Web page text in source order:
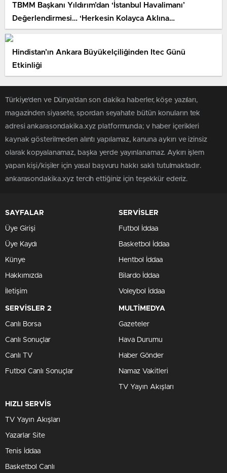
TBMM Başkanı Yıldırım’dan ‘İstanbul Havalimanı’
Değerlendirmesi… ‘Herkesin Kolayca Aklına…
Hindistan’ın Ankara Büyükelçiliğinden Itec Günü
Etkinliği
Türkiye'den ve Dünya’dan son dakika haberler, köşe yazıları,
magazinden siyasete, spordan seyahate bütün konuların tek
adresi ankarasondakika.xyz platformunda; v haber içerikleri
kaynak gösterilmeden alıntı yapılamaz, kanuna aykırı ve izinsiz
olarak kopyalanamaz, başka yerde yayınlanamaz. Aykırı işlem
yapan kişi/kişiler için yasal başvuru hakkı saklı tutulmaktadır.
ankarasondakika.xyz tercih ettiğiniz için teşekkür ederiz.
SAYFALAR
Üye Girişi
Üye Kaydı
Künye
Hakkımızda
İletişim
SERVİSLER
Futbol İddaa
Basketbol İddaa
Hentbol İddaa
Bilardo İddaa
Voleybol İddaa
SERVİSLER 2
Canlı Borsa
Canlı Sonuçlar
Canlı TV
Futbol Canlı Sonuçlar
MULTİMEDYA
Gazeteler
Hava Durumu
Haber Gönder
Namaz Vakitleri
TV Yayın Akışları
HIZLI SERVİS
TV Yayın Akışları
Yazarlar Site
Tenis İddaa
Basketbol Canlı